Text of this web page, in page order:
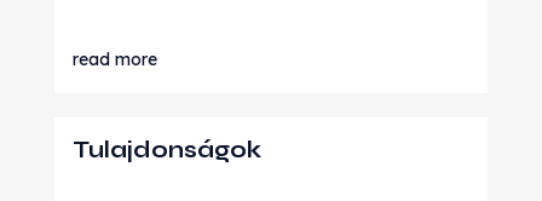
read more
Tulajdonságok